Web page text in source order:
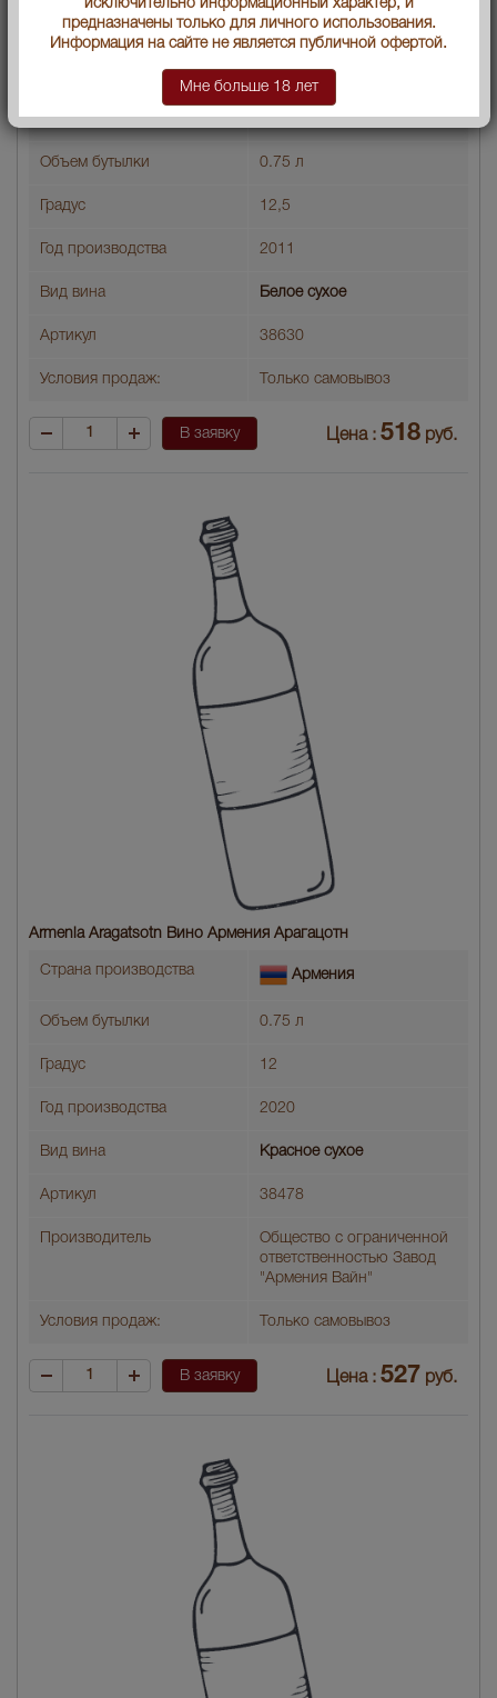
Armenia Areni Jubileinij Вино Армения Арени Юбилейный
Армения
Объем бутылки 0.75 л
Градус 12,5
Год производства 2011
Вид вина Белое сухое
Артикул 38630
Условия продаж: Только самовывоз
В заявку Цена : 518 руб.
Armenia Aragatsotn Вино Армения Арагацотн
Страна производства Армения
Объем бутылки 0.75 л
Градус 12
Год производства 2020
Вид вина Красное сухое
Артикул 38478
Производитель
Общество с ограниченной
ответственностью Завод
"Армения Вайн"
Условия продаж: Только самовывоз
В заявку Цена : 527 руб.
исключительно информационный характер, и
предназначены только для личного использования.
Информация на сайте не является публичной офертой.
Мне больше 18 лет